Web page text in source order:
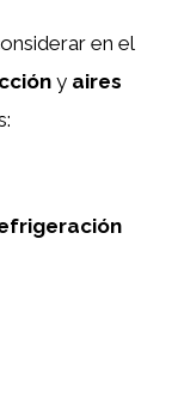
en el
y aires